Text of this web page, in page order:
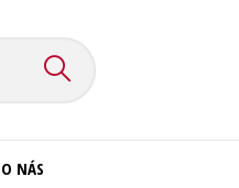
O NÁS